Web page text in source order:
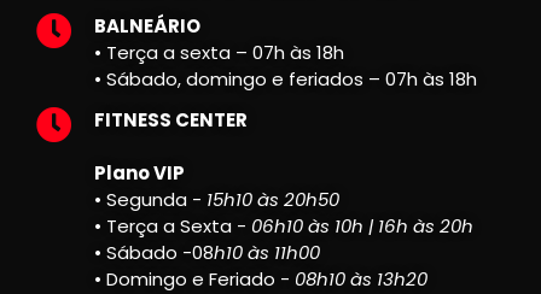
BALNEÁRIO
• Terça a sexta – 07h às 18h
• Sábado, domingo e feriados – 07h às 18h
FITNESS CENTER
Plano VIP
• Segunda - 15h10 às 20h50
• Terça a Sexta - 06h10 às 10h | 16h às 20h
• Sábado -08h10 às 11h00
• Domingo e Feriado - 08h10 às 13h20